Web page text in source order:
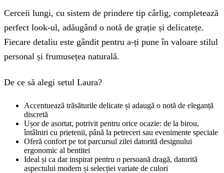
Cerceii lungi, cu sistem de prindere tip cârlig, completează
perfect look-ul, adăugând o notă de grație și delicatețe.
Fiecare detaliu este gândit pentru a-ți pune în valoare stilul
personal și frumusețea naturală.
De ce să alegi setul Laura?
Accentuează trăsăturile delicate și adaugă o notă de eleganță
discretă
Ușor de asortat, potrivit pentru orice ocazie: de la birou,
întâlniri cu prietenii, până la petreceri sau evenimente speciale
Oferă confort pe tot parcursul zilei datorită designului
ergonomic al bentitei
Ideal și ca dar inspirat pentru o persoană dragă, datorită
aspectului modern și selecției variate de culori